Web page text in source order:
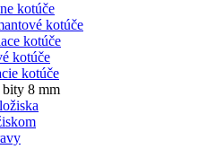
kotúče
kotúče
kotúče
kotúče
kotúče
bity 8 mm